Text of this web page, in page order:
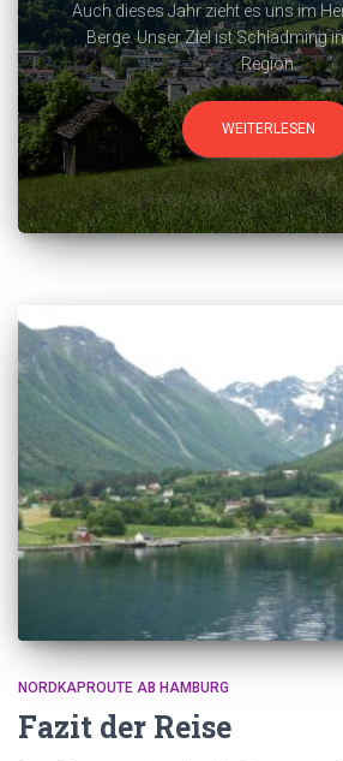
Auch dieses Jahr zieht es uns im
Berge. Unser Ziel ist Schladming
Region.
WEITERLESEN
NORDKAPROUTE AB HAMBURG
Fazit der Reise